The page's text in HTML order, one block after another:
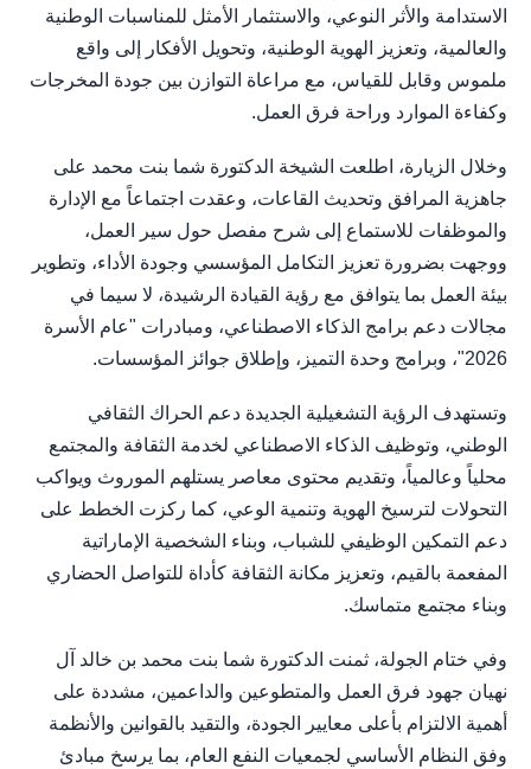
الاستدامة والأثر النوعي، والاستثمار الأمثل للمناسبات الوطنية
والعالمية، وتعزيز الهوية الوطنية، وتحويل الأفكار إلى واقع
ملموس وقابل للقياس، مع مراعاة التوازن بين جودة المخرجات
وكفاءة الموارد وراحة فرق العمل.
وخلال الزيارة، اطلعت الشيخة الدكتورة شما بنت محمد على
جاهزية المرافق وتحديث القاعات، وعقدت اجتماعاً مع الإدارة
والموظفات للاستماع إلى شرح مفصل حول سير العمل،
ووجهت بضرورة تعزيز التكامل المؤسسي وجودة الأداء، وتطوير
بيئة العمل بما يتوافق مع رؤية القيادة الرشيدة، لا سيما في
مجالات دعم برامج الذكاء الاصطناعي، ومبادرات "عام الأسرة
2026"، وبرامج وحدة التميز، وإطلاق جوائز المؤسسات.
وتستهدف الرؤية التشغيلية الجديدة دعم الحراك الثقافي
الوطني، وتوظيف الذكاء الاصطناعي لخدمة الثقافة والمجتمع
محلياً وعالمياً، وتقديم محتوى معاصر يستلهم الموروث ويواكب
التحولات لترسيخ الهوية وتنمية الوعي، كما ركزت الخطط على
دعم التمكين الوظيفي للشباب، وبناء الشخصية الإماراتية
المفعمة بالقيم، وتعزيز مكانة الثقافة كأداة للتواصل الحضاري
وبناء مجتمع متماسك.
وفي ختام الجولة، ثمنت الدكتورة شما بنت محمد بن خالد آل
نهيان جهود فرق العمل والمتطوعين والداعمين، مشددة على
أهمية الالتزام بأعلى معايير الجودة، والتقيد بالقوانين والأنظمة
وفق النظام الأساسي لجمعيات النفع العام، بما يرسخ مبادئ